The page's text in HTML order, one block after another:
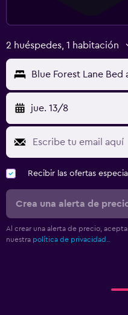
2 huéspedes, 1 habitación
Blue Forest Lane Bed
jue. 13/8
Recibir las ofertas
Crea una alerta de
Al crear una alerta de precio,
nuestra política de privacidad.